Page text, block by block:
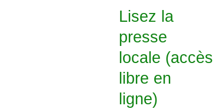
Lisez la
presse
locale (accès
libre en
ligne)